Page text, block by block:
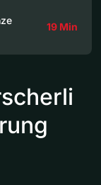
19 Min